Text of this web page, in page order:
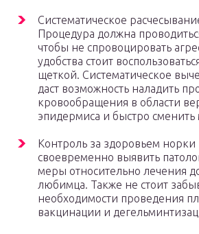
Систематическое
Процедура должна
чтобы не спровоцировать
удобства стоит
щеткой. Систематическое
даст возможность наладить
кровообращения в области
эпидермиса и быстро
Контроль за здоровьем норки
своевременно выявить
меры относительно лечения
любимца. Также не стоит
необходимости проведения
вакцинации и